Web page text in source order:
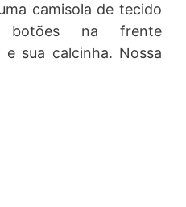
camisola de tecido
botões na frente
sua calcinha. Nossa